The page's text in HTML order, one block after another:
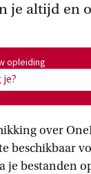
je altijd en
opleiding
over
beschikbaar
je bestanden